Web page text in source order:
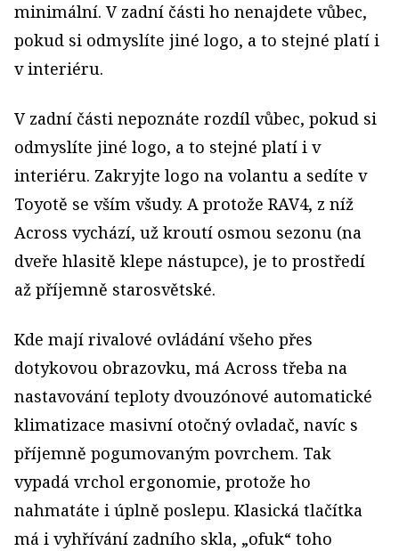
minimální. V zadní části ho nenajdete vůbec,
pokud si odmyslíte jiné logo, a to stejné platí i
v interiéru.
V zadní části nepoznáte rozdíl vůbec, pokud si
odmyslíte jiné logo, a to stejné platí i v
interiéru. Zakryjte logo na volantu a sedíte v
Toyotě se vším všudy. A protože RAV4, z níž
Across vychází, už kroutí osmou sezonu (na
dveře hlasitě klepe nástupce), je to prostředí
až příjemně starosvětské.
Kde mají rivalové ovládání všeho přes
dotykovou obrazovku, má Across třeba na
nastavování teploty dvouzónové automatické
klimatizace masivní otočný ovladač, navíc s
příjemně pogumovaným povrchem. Tak
vypadá vrchol ergonomie, protože ho
nahmatáte i úplně poslepu. Klasická tlačítka
má i vyhřívání zadního skla, „ofuk“ toho